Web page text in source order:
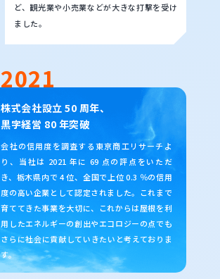
ど、観光業や小売業などが大きな打撃を受け
ました。
2021
株式会社設立 50 周年、
黒字経営 80 年突破
会社の信用度を調査する東京商工リサーチよ
り、当社は 2021 年に 69 点の評点をいただ
き、栃木県内で 4 位、全国で上位 0.3 ％の信用
度の高い企業として認定されました。これまで
育ててきた事業を大切に、これからは屋根を利
用したエネルギーの創出やエコロジーの点でも
さらに社会に貢献していきたいと考えておりま
す。